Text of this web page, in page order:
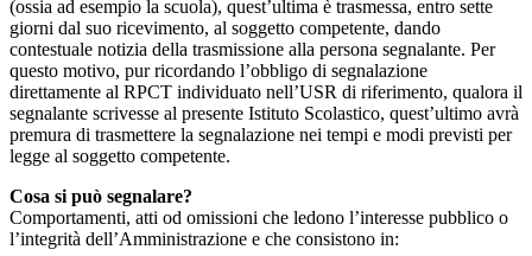
(ossia ad esempio la scuola), quest’ultima è trasmessa, entro sette
giorni dal suo ricevimento, al soggetto competente, dando
contestuale notizia della trasmissione alla persona segnalante. Per
questo motivo, pur ricordando l’obbligo di segnalazione
direttamente al RPCT individuato nell’USR di riferimento, qualora il
segnalante scrivesse al presente Istituto Scolastico, quest’ultimo avrà
premura di trasmettere la segnalazione nei tempi e modi previsti per
legge al soggetto competente.
Cosa si può segnalare?
Comportamenti, atti od omissioni che ledono l’interesse pubblico o
l’integrità dell’Amministrazione e che consistono in: